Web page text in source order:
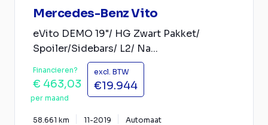
Mercedes-Benz Vito
eVito DEMO 19"/ HG Zwart Pakket/
Spoiler/Sidebars/ L2/ Na...
Financieren?
€ 463,03
per maand
excl. BTW
€19.944
58.661 km 11-2019 Automaat